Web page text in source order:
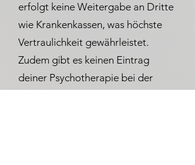
erfolgt keine Weitergabe an Dritte
wie Krankenkassen, was höchste
Vertraulichkeit gewährleistet.
Zudem gibt es keinen Eintrag
deiner Psychotherapie bei der